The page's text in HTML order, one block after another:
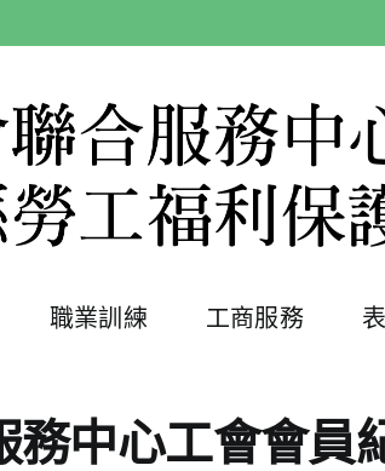
職業訓練 工商服務
中心工會會員